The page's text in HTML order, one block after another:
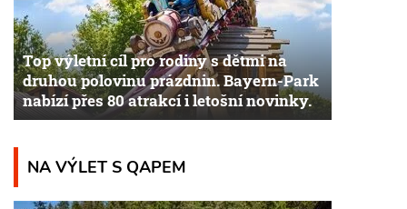
Top výletní cíl pro rodiny s dětmi na
druhou polovinu prázdnin. Bayern-Park
nabízí přes 80 atrakcí i letošní novinky.
NA VÝLET S QAPEM